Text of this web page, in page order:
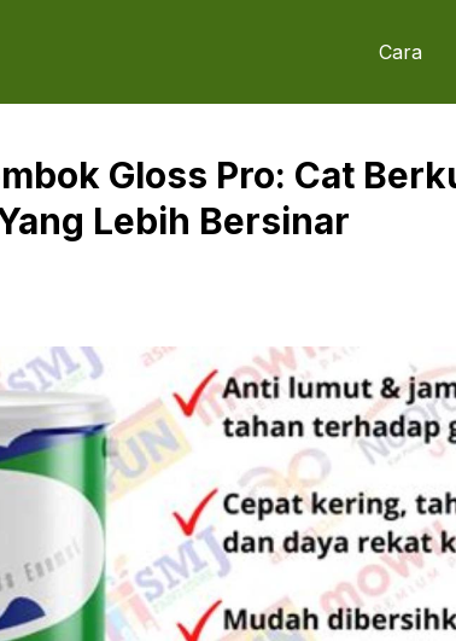
Cara
Gloss Pro: Cat
Lebih Bersinar